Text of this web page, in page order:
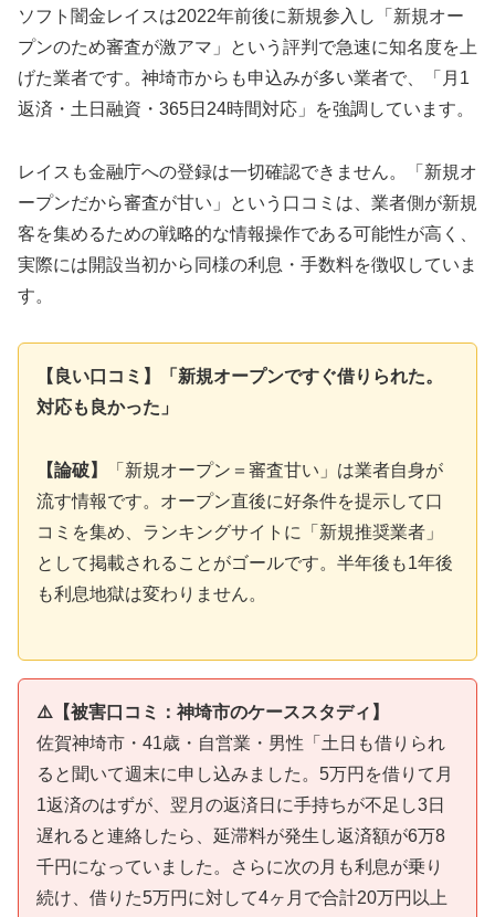
ソフト闇金レイスは2022年前後に新規参入し「新規オー
プンのため審査が激アマ」という評判で急速に知名度を上
げた業者です。神埼市からも申込みが多い業者で、「月1
返済・土日融資・365日24時間対応」を強調しています。
レイスも金融庁への登録は一切確認できません。「新規オ
ープンだから審査が甘い」という口コミは、業者側が新規
客を集めるための戦略的な情報操作である可能性が高く、
実際には開設当初から同様の利息・手数料を徴収していま
す。
【良い口コミ】「新規オープンですぐ借りられた。
対応も良かった」
【論破】
「新規オープン＝審査甘い」は業者自身が
流す情報です。オープン直後に好条件を提示して口
コミを集め、ランキングサイトに「新規推奨業者」
として掲載されることがゴールです。半年後も1年後
も利息地獄は変わりません。
⚠️【被害口コミ：神埼市のケーススタディ】
佐賀神埼市・41歳・自営業・男性「土日も借りられ
ると聞いて週末に申し込みました。5万円を借りて月
1返済のはずが、翌月の返済日に手持ちが不足し3日
遅れると連絡したら、延滞料が発生し返済額が6万8
千円になっていました。さらに次の月も利息が乗り
続け、借りた5万円に対して4ヶ月で合計20万円以上